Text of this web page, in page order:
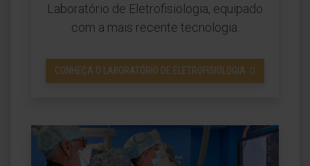
Laboratório de Eletrofisiologia, equipado
com a mais recente tecnologia.
CONHEÇA O LABORATÓRIO DE ELETROFISIOLOGIA